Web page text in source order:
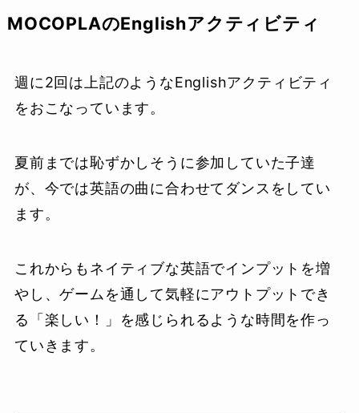
MOCOPLAのEnglishアクティビティ
週に2回は上記のようなEnglishアクティビティ
をおこなっています。
夏前までは恥ずかしそうに参加していた子達
が、今では英語の曲に合わせてダンスをしてい
ます。
これからもネイティブな英語でインプットを増
やし、ゲームを通して気軽にアウトプットでき
る「楽しい！」を感じられるような時間を作っ
ていきます。